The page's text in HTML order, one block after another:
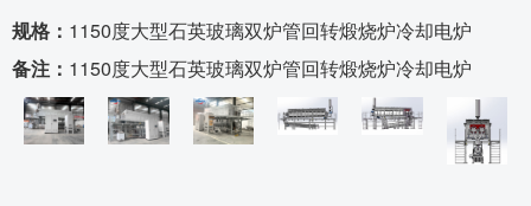
规格： 1150度大型石英玻璃双炉管回转煅烧炉冷却电炉
备注： 1150度大型石英玻璃双炉管回转煅烧炉冷却电炉